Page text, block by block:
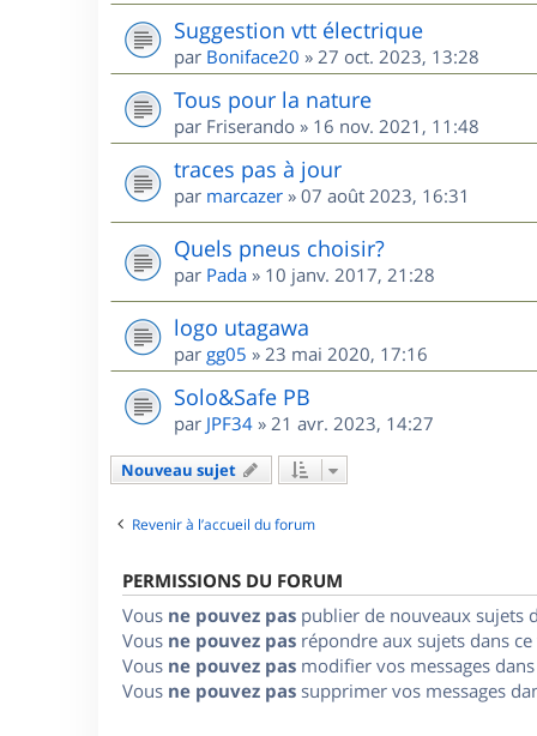
Suggestion vtt électrique
par Boniface20 » 27 oct. 2023, 13:28
Tous pour la nature
par Friserando » 16 nov. 2021, 11:48
traces pas à jour
par marcazer » 07 août 2023, 16:31
Quels pneus choisir?
par Pada » 10 janv. 2017, 21:28
logo utagawa
par gg05 » 23 mai 2020, 17:16
Solo&Safe PB
par JPF34 » 21 avr. 2023, 14:27
Nouveau sujet
Revenir à l’accueil du forum
PERMISSIONS DU FORUM
Vous ne pouvez pas publier de nouveaux sujets
Vous ne pouvez pas répondre aux sujets dans
Vous ne pouvez pas modifier vos messages
Vous ne pouvez pas supprimer vos messages